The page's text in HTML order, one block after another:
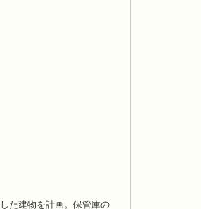
た建物を計画。保管庫の